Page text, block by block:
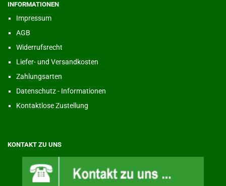
INFORMATIONEN
Impressum
AGB
Widerrufsrecht
Liefer- und Versandkosten
Zahlungsarten
Datenschutz - Informationen
Kontaktlose Zustellung
KONTAKT ZU UNS